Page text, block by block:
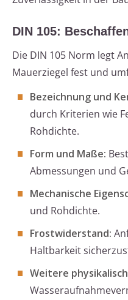
DIN 105:
Die DIN 105 Norm legt
Mauerziegel fest und
Bezeichnung und
durch Kriterien wie
Rohdichte.
Form und Maße:
Abmessungen und
Mechanische
und Rohdichte.
Frostwiderstand:
Haltbarkeit
Weitere